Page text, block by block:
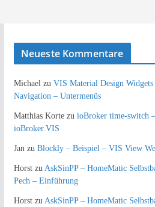
Neueste Kommentare
Michaelzu VIS Material Design
Navigation – Untermenüs
Matthias Kortezu ioBroker time-switch
ioBroker.VIS
Janzu Blockly – Beispiel – VIS View
Horstzu AskSinPP – HomeMatic
Pech – Einführung
Horstzu AskSinPP – HomeMatic